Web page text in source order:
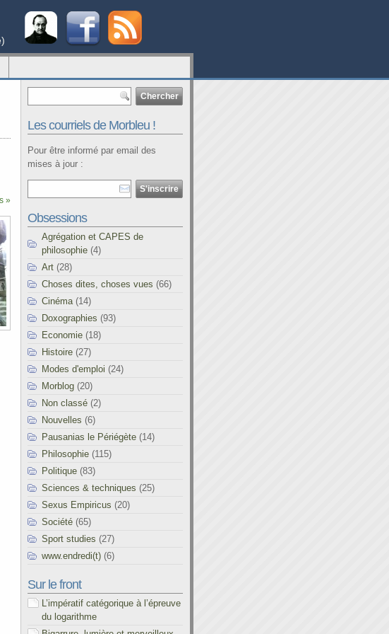
»
Les courriels de Morbleu !
Pour être informé par email des
mises à jour :
Obsessions
Agrégation et CAPES de
philosophie (4)
Art (28)
Choses dites, choses vues (66)
Cinéma (14)
Doxographies (93)
Economie (18)
Histoire (27)
Modes d'emploi (24)
Morblog (20)
Non classé (2)
Nouvelles (6)
Pausanias le Périégète (14)
Philosophie (115)
Politique (83)
Sciences & techniques (25)
Sexus Empiricus (20)
Société (65)
Sport studies (27)
www.endredi(t) (6)
Sur le front
L’impératif catégorique à l’épreuve
du logarithme